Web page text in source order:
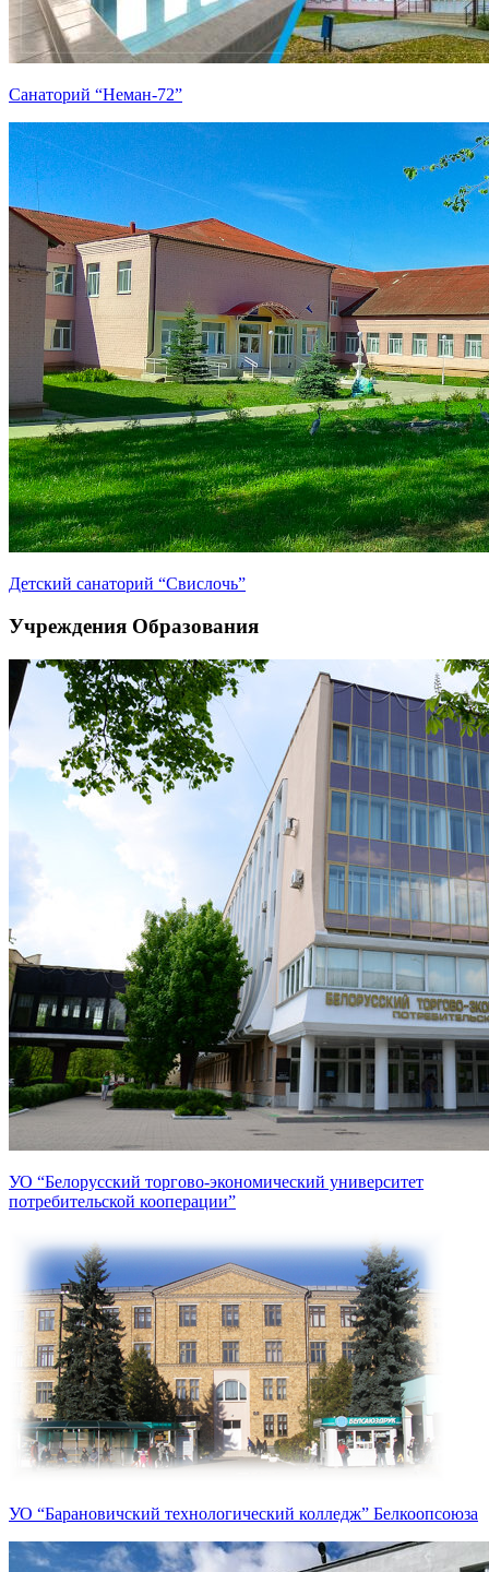
Санаторий “Неман-72”
Детский санаторий “Свислочь”
Учреждения Образования
УО “Белорусский торгово-экономический университет
потребительской кооперации”
УО “Барановичский технологический колледж” Белкоопсоюза